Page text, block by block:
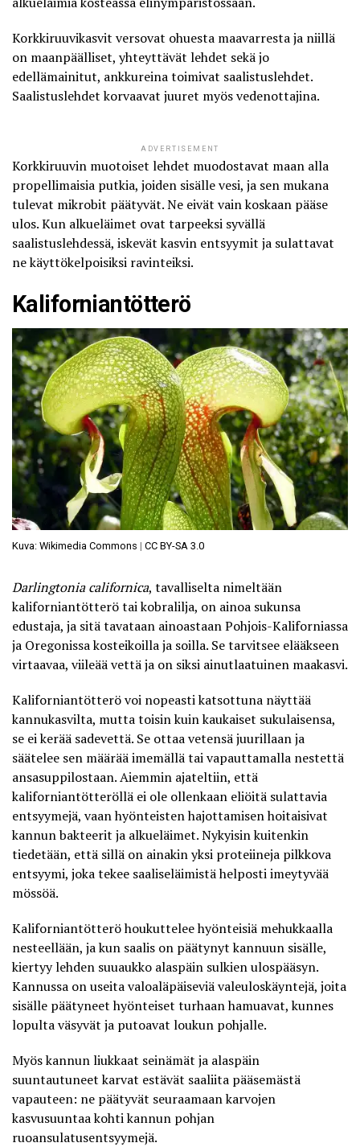
Korkkiruuvikasvit versovat ohuesta maavarresta ja niillä
on maanpäälliset, yhteyttävät lehdet sekä jo
edellämainitut, ankkureina toimivat saalistuslehdet.
Saalistuslehdet korvaavat juuret myös vedenottajina.
ADVERTISEMENT
Korkkiruuvin muotoiset lehdet muodostavat maan alla
propellimaisia putkia, joiden sisälle vesi, ja sen mukana
tulevat mikrobit päätyvät. Ne eivät vain koskaan pääse
ulos. Kun alkueläimet ovat tarpeeksi syvällä
saalistuslehdessä, iskevät kasvin entsyymit ja sulattavat
ne käyttökelpoisiksi ravinteiksi.
Kaliforniantötterö
Kuva: Wikimedia Commons | CC BY-SA 3.0
Darlingtonia californica, tavalliselta nimeltään
kaliforniantötterö tai kobralilja, on ainoa sukunsa
edustaja, ja sitä tavataan ainoastaan Pohjois-Kaliforniassa
ja Oregonissa kosteikoilla ja soilla. Se tarvitsee elääkseen
virtaavaa, viileää vettä ja on siksi ainutlaatuinen maakasvi.
Kaliforniantötterö voi nopeasti katsottuna näyttää
kannukasvilta, mutta toisin kuin kaukaiset sukulaisensa,
se ei kerää sadevettä. Se ottaa vetensä juurillaan ja
säätelee sen määrää imemällä tai vapauttamalla nestettä
ansasuppilostaan. Aiemmin ajateltiin, että
kaliforniantötteröllä ei ole ollenkaan eliöitä sulattavia
entsyymejä, vaan hyönteisten hajottamisen hoitaisivat
kannun bakteerit ja alkueläimet. Nykyisin kuitenkin
tiedetään, että sillä on ainakin yksi proteiineja pilkkova
entsyymi, joka tekee saaliseläimistä helposti imeytyvää
mössöä.
Kaliforniantötterö houkuttelee hyönteisiä mehukkaalla
nesteellään, ja kun saalis on päätynyt kannuun sisälle,
kiertyy lehden suuaukko alaspäin sulkien ulospääsyn.
Kannussa on useita valoaläpäiseviä valeuloskäyntejä, joita
sisälle päätyneet hyönteiset turhaan hamuavat, kunnes
lopulta väsyvät ja putoavat loukun pohjalle.
Myös kannun liukkaat seinämät ja alaspäin
suuntautuneet karvat estävät saaliita pääsemästä
vapauteen: ne päätyvät seuraamaan karvojen
kasvusuuntaa kohti kannun pohjan
ruoansulatusentsyymejä.